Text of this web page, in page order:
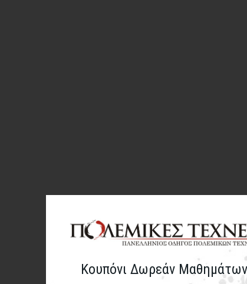
Κουπόνι Δωρεάν Μαθημάτων